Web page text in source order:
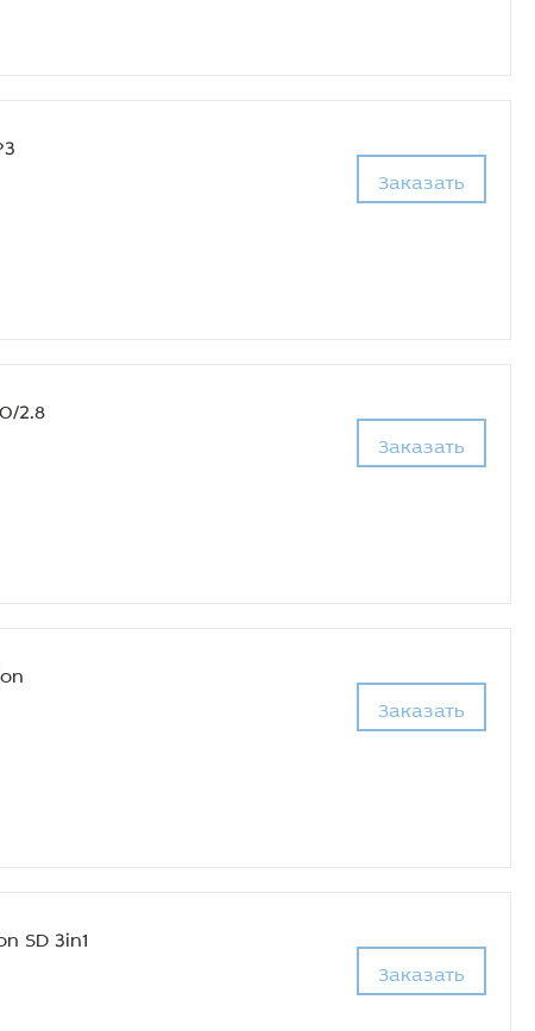
Заказать
Заказать
2.8
Заказать
Заказать
SD 3in1